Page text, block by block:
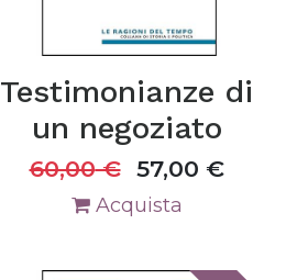
Testimonianze di
un negoziato
60,00€ 57,00 €
Acquista